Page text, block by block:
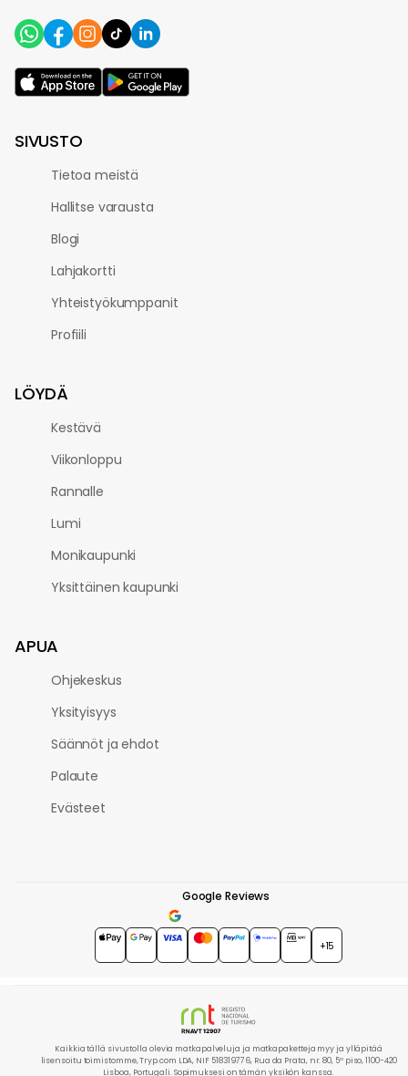
SIVUSTO
Tietoa meistä
Hallitse varausta
Blogi
Lahjakortti
Yhteistyökumppanit
Profiili
LÖYDÄ
Kestävä
Viikonloppu
Rannalle
Lumi
Monikaupunki
Yksittäinen kaupunki
APUA
Ohjekeskus
Yksityisyys
Säännöt ja ehdot
Palaute
Evästeet
Google Reviews
4.7★★★★★
+15
Kaikkia tällä sivustolla olevia matkapalveluja ja matkapaketteja myy ja ylläpitää
lisensoitu toimistomme, Tryp.com LDA, NIF 518319776, Rua da Prata, nr. 80, 5º piso, 1100-420
Lisboa, Portugali. Sopimuksesi on tämän yksikön kanssa.